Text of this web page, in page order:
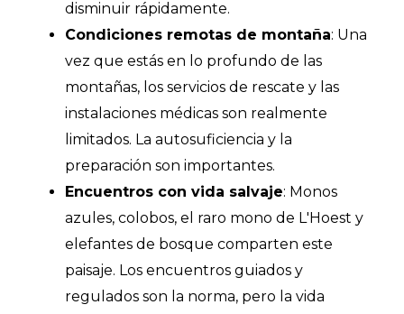
disminuir rápidamente.
Condiciones remotas de montaña: Una
vez que estás en lo profundo de las
montañas, los servicios de rescate y las
instalaciones médicas son realmente
limitados. La autosuficiencia y la
preparación son importantes.
Encuentros con vida salvaje: Monos
azules, colobos, el raro mono de L'Hoest y
elefantes de bosque comparten este
paisaje. Los encuentros guiados y
regulados son la norma, pero la vida